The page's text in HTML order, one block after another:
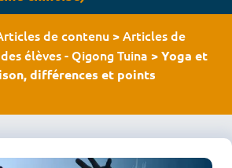
de contenu >Articles de
élèves - Qigong Tuina >Yoga et
différences et points